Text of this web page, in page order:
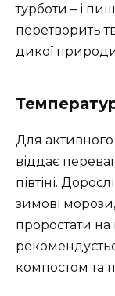
турботи – і
перетворить
дикої
Для активного
віддає
півтіні.
зимові
проростати
компостом та